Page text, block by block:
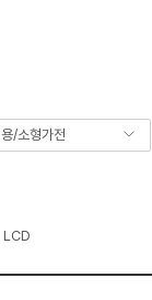
/소형가전
LCD